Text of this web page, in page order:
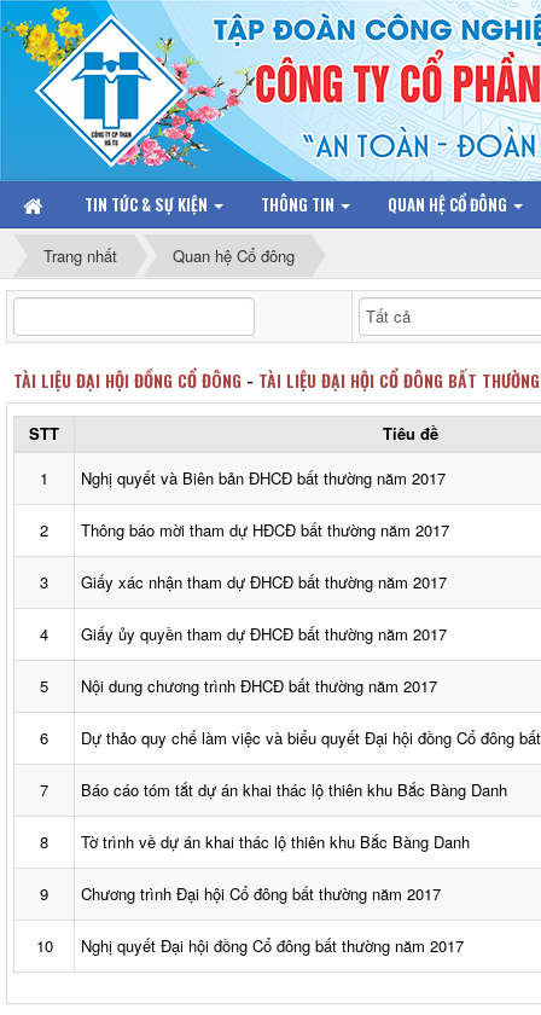
TIN TỨC & SỰ KIỆN THÔNG TIN QUAN HỆ CỔ ĐÔNG
Trang nhất Quan hệ Cổ đông
TÀI LIỆU ĐẠI HỘI ĐỒNG CỔ ĐÔNG - TÀI LIỆU ĐẠI HỘI CỔ ĐÔNG BẤT
STT
Tiêu đề
1
Nghị quyết và Biên bản ĐHCĐ bất thường năm 2017
2 Thông báo mời tham dự HĐCĐ bất thường năm 2017
3 Giấy xác nhận tham dự ĐHCĐ bất thường năm 2017
4 Giấy ủy quyền tham dự ĐHCĐ bất thường năm 2017
5 Nội dung chương trình ĐHCĐ bất thường năm 2017
6 Dự thảo quy chế làm việc và biểu quyết Đại hội đồng Cổ đông
7 Báo cáo tóm tắt dự án khai thác lộ thiên khu Bắc Bàng Danh
8 Tờ trình về dự án khai thác lộ thiên khu Bắc Bàng Danh
9 Chương trình Đại hội Cổ đông bất thường năm 2017
10 Nghị quyết Đại hội đồng Cổ đông bất thường năm 2017